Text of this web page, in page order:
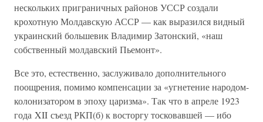
нескольких приграничных районов УССР создали
крохотную Молдавскую АССР — как выразился видный
украинский большевик Владимир Затонский, «наш
собственный молдавский Пьемонт».
Все это, естественно, заслуживало дополнительного
поощрения, помимо компенсации за «угнетение народом-
колонизатором в эпоху царизма». Так что в апреле 1923
года XII съезд РКП(б) к восторгу тосковавшей — ибо